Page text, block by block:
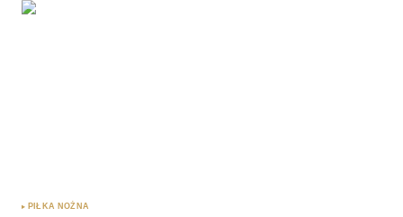
PIŁKA NOŻNA